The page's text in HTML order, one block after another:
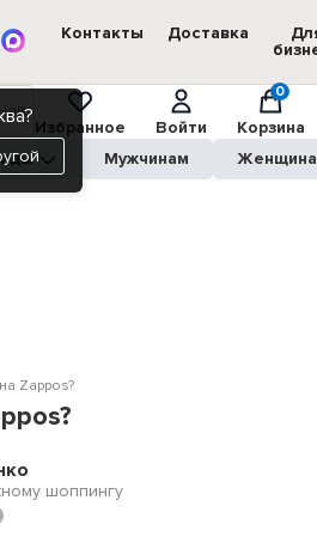
Контакты Доставка
Избранное
Войти
0
Корзина
Мужчинам
Zappos?
шоппингу